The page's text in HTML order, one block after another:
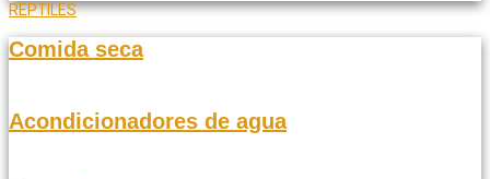
REPTILES
Comida seca
Acondicionadores de agua